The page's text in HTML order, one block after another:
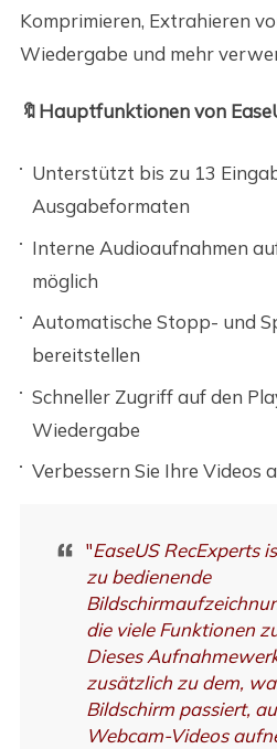
Komprimieren, Extrahieren
Wiedergabe und mehr
🔖Hauptfunktionen von
Unterstützt bis zu 13
Ausgabeformaten
Interne Audioaufnahmen
möglich
Automatische Stopp- und
bereitstellen
Schneller Zugriff auf den
Wiedergabe
Verbessern Sie Ihre Videos
"EaseUS RecExperts
zu bedienende
die viele Funktionen
Dieses
zusätzlich zu dem,
Bildschirm passiert,
Webcam-Videos